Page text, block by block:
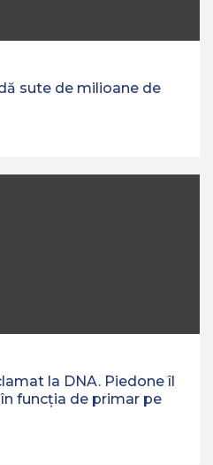
sute de milioane de
la DNA. Piedone îl
funcția de primar pe